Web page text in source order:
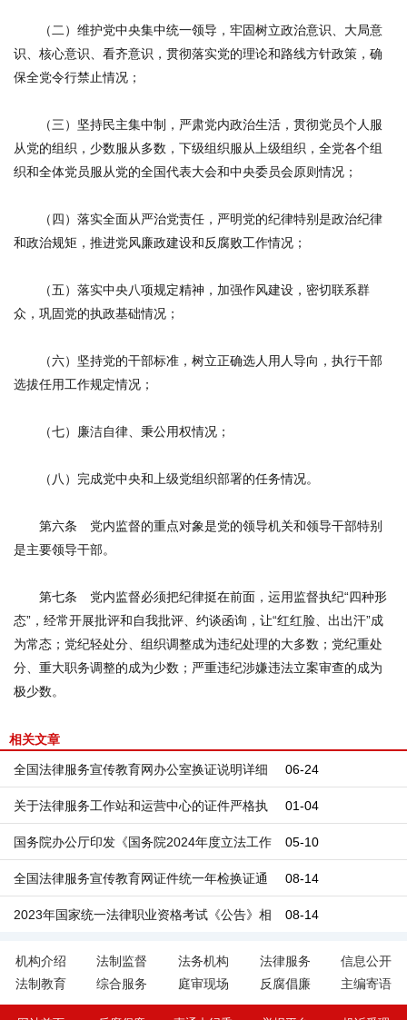
（二）维护党中央集中统一领导，牢固树立政治意识、大局意
识、核心意识、看齐意识，贯彻落实党的理论和路线方针政策，确
保全党令行禁止情况；
（三）坚持民主集中制，严肃党内政治生活，贯彻党员个人服
从党的组织，少数服从多数，下级组织服从上级组织，全党各个组
织和全体党员服从党的全国代表大会和中央委员会原则情况；
（四）落实全面从严治党责任，严明党的纪律特别是政治纪律
和政治规矩，推进党风廉政建设和反腐败工作情况；
（五）落实中央八项规定精神，加强作风建设，密切联系群
众，巩固党的执政基础情况；
（六）坚持党的干部标准，树立正确选人用人导向，执行干部
选拔任用工作规定情况；
（七）廉洁自律、秉公用权情况；
（八）完成党中央和上级党组织部署的任务情况。
第六条 党内监督的重点对象是党的领导机关和领导干部特别
是主要领导干部。
第七条 党内监督必须把纪律挺在前面，运用监督执纪“四种形
态”，经常开展批评和自我批评、约谈函询，让“红红脸、出出汗”成
为常态；党纪轻处分、组织调整成为违纪处理的大多数；党纪重处
分、重大职务调整的成为少数；严重违纪涉嫌违法立案审查的成为
极少数。
相关文章
全国法律服务宣传教育网办公室换证说明详细
解读
06-24
关于法律服务工作站和运营中心的证件严格执
行年检的通知
01-04
国务院办公厅印发《国务院2024年度立法工作
计划》
05-10
全国法律服务宣传教育网证件统一年检换证通
知
08-14
2023年国家统一法律职业资格考试《公告》相 08-14
机构介绍 法制监督 法务机构 法律服务
信息公开
法制教育
综合服务 庭审现场 反腐倡廉 主编寄语